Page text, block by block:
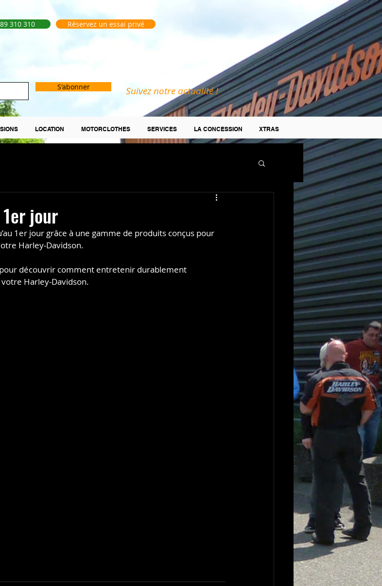
310 310 Réservez un essai privé
S'abonner Suivez notre actualité !
LOCATION MOTORCLOTHES SERVICES LA CONCESSION XTRAS
jour
1er jour grâce à une gamme de produits conçus pour
Harley-Davidson.
découvrir comment entretenir durablement
Harley-Davidson.